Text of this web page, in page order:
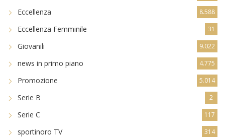
Eccellenza 8.588
Eccellenza Femminile 31
Giovanili 9.022
news in primo piano 4.775
Promozione 5.014
Serie B 2
Serie C 117
sportinoro TV 314